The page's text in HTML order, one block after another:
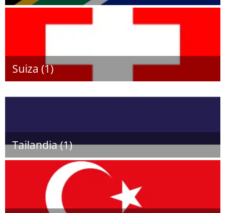
Suiza (1)
Tailandia (1)